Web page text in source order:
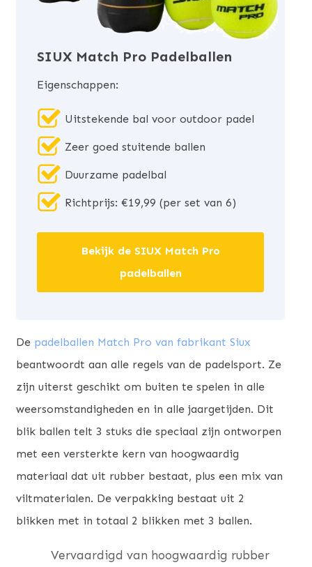
SIUX Match Pro Padelballen
Eigenschappen:
Uitstekende bal voor outdoor padel
Zeer goed stuitende ballen
Duurzame padelbal
Richtprijs: €19,99 (per set van 6)
Bekijk de SIUX Match Pro
padelballen
De padelballen Match Pro van fabrikant Siux
beantwoordt aan alle regels van de padelsport. Ze
zijn uiterst geschikt om buiten te spelen in alle
weersomstandigheden en in alle jaargetijden. Dit
blik ballen telt 3 stuks die speciaal zijn ontworpen
met een versterkte kern van hoogwaardig
materiaal dat uit rubber bestaat, plus een mix van
viltmaterialen. De verpakking bestaat uit 2
blikken met in totaal 2 blikken met 3 ballen.
Vervaardigd van hoogwaardig rubber